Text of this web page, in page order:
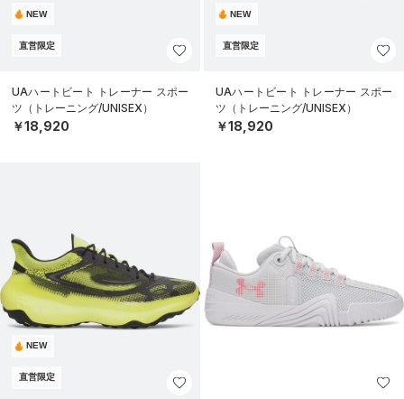
NEW
直営限定
UAハートビート トレーナー スポー
ツ（トレーニング/UNISEX）
￥18,920
NEW
直営限定
UAハートビート トレーナー スポー
ツ（トレーニング/UNISEX）
￥18,920
NEW
直営限定